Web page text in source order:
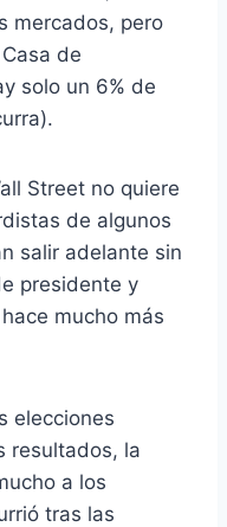
mercados, pero
de
solo un 6% de
Street no quiere
de algunos
salir adelante sin
presidente y
mucho más
elecciones
resultados, la
a los
tras las